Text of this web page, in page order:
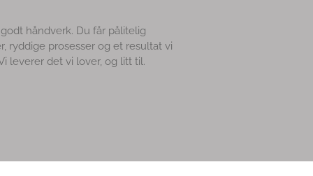
håndverk. Du får pålitelig
ryddige prosesser og et resultat vi
leverer det vi lover, og litt til.